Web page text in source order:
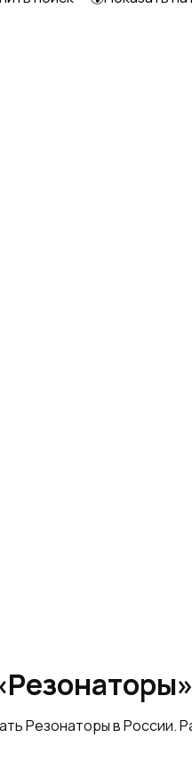
Резонаторы в